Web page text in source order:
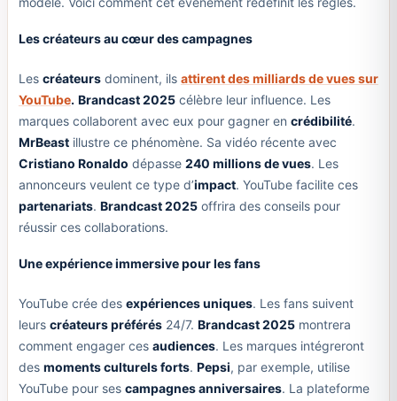
Les créateurs au cœur des campagnes
Les créateursdominent, ils attirent des milliards de vues sur
YouTube. Brandcast 2025célèbre leur influence. Les
marques collaborent avec eux pour gagner en crédibilité.
MrBeastillustre ce phénomène. Sa vidéo récente avec
Cristiano Ronaldo dépasse 240 millions de vues. Les
annonceurs veulent ce type d’impact. YouTube facilite ces
partenariats. Brandcast 2025offrira des conseils pour
réussir ces collaborations.
Une expérience immersive pour les fans
YouTube crée des expériences uniques. Les fans suivent
leurs créateurs préférés24/7. Brandcast 2025montrera
comment engager ces audiences. Les marques intégreront
des moments culturels forts. Pepsi, par exemple, utilise
YouTube pour ses campagnes anniversaires. La plateforme